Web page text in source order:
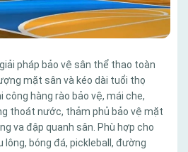
pháp bảo vệ sân thể thao toàn
mặt sân và kéo dài tuổi thọ
công hàng rào bảo vệ, mái che,
thoát nước, thảm phủ bảo vệ mặt
va đập quanh sân. Phù hợp cho
lông, bóng đá, pickleball, đường